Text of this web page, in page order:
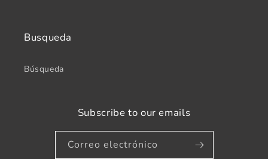
Busqueda
Búsqueda
Subscribe to our emails
Correo electrónico